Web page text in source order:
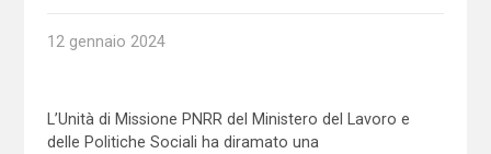
12 gennaio 2024
L’Unità di Missione PNRR del Ministero del Lavoro e
delle Politiche Sociali ha diramato una